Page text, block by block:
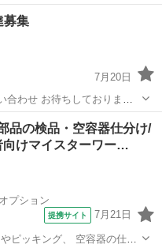
募集
7月20日
合わせ お待ちしております
リア友
品の検品・空容器仕分け/
向けマイスターワー…
プション
提携サイト 7月21日
ピッキング、 空容器の仕分